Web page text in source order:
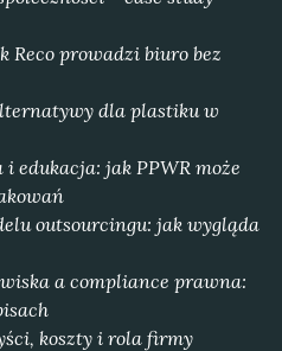
Reco prowadzi biuro bez
dla plastiku w
edukacja: jak PPWR może
outsourcingu: jak wygląda
a compliance prawna:
koszty i rola firmy